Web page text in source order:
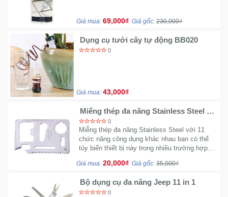
Giá mua: 69,000₫ Giá gốc: 230,000₫
Dụng cụ tưới cây tự động BB020
0
Giá mua: 43,000₫
Miếng thép đa năng Stainless Steel 11
công dụng
0
Miễng thép đa năng Stainless Steel với 11
chức năng công dụng khác nhau bạn có thể
tùy biến thiết bị này trong nhiều trường hợp
Giá mua: 20,000₫ Giá gốc: 35,000₫
Bộ dụng cụ đa năng Jeep 11 in 1
0